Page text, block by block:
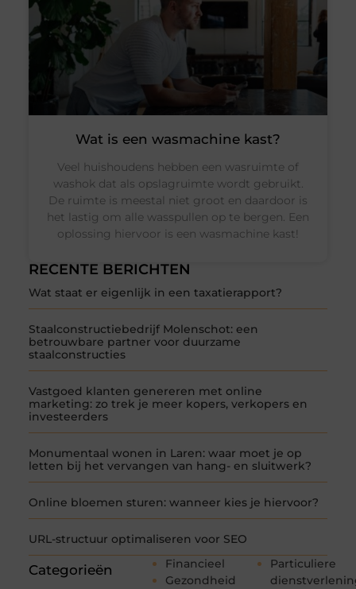
RECENTE BERICHTEN
Wat staat er eigenlijk in een taxatierapport?
Staalconstructiebedrijf Molenschot: een
betrouwbare partner voor duurzame
staalconstructies
Vastgoed klanten genereren met online
marketing: zo trek je meer kopers, verkopers en
investeerders
Monumentaal wonen in Laren: waar moet je op
letten bij het vervangen van hang- en sluitwerk?
Online bloemen sturen: wanneer kies je hiervoor?
URL-structuur optimaliseren voor SEO
Categorieën
Financieel
Gezondheid
Particuliere
Wat is een wasmachine kast?
Veel huishoudens hebben een wasruimte of
washok dat als opslagruimte wordt gebruikt.
De ruimte is meestal niet groot en daardoor is
het lastig om alle wasspullen op te bergen. Een
oplossing hiervoor is een wasmachine kast!